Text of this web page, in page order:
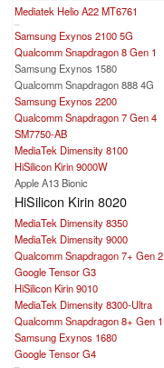
Mediatek Helio A22 MT6761
...
Samsung Exynos 2100 5G
Qualcomm Snapdragon 8 Gen 1
Samsung Exynos 1580
Qualcomm Snapdragon 888 4G
Samsung Exynos 2200
Qualcomm Snapdragon 7 Gen 4
SM7750-AB
MediaTek Dimensity 8100
HiSilicon Kirin 9000W
Apple A13 Bionic
HiSilicon Kirin 8020
MediaTek Dimensity 8350
MediaTek Dimensity 9000
Qualcomm Snapdragon 7+ Gen 2
Google Tensor G3
HiSilicon Kirin 9010
MediaTek Dimensity 8300-Ultra
Qualcomm Snapdragon 8+ Gen 1
Samsung Exynos 1680
Google Tensor G4
...